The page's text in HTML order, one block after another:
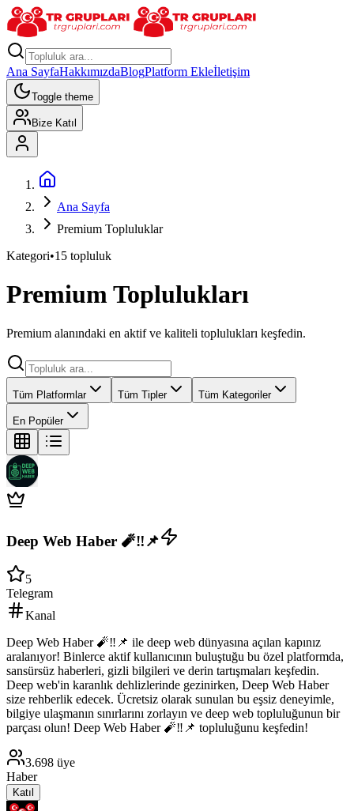
Ana SayfaHakkımızdaBlogPlatform Ekleİletişim
Toggle theme
Bize Katıl
Ana Sayfa
Premium Topluluklar
Kategori•15 topluluk
PremiumToplulukları
Premium alanındaki en aktif ve kaliteli toplulukları keşfedin.
Tüm Platformlar Tüm Tipler Tüm Kategoriler
En Popüler
Deep Web Haber 🧨‼️📌
5
Telegram
Kanal
Deep Web Haber 🧨‼️📌 ile deep web dünyasına açılan kapınız
aralanıyor! Binlerce aktif kullanıcının buluştuğu bu özel platformda,
sansürsüz haberleri, gizli bilgileri ve derin tartışmaları keşfedin.
Deep web'in karanlık dehlizlerinde gezinirken, Deep Web Haber
size rehberlik edecek. Ücretsiz olarak sunulan bu eşsiz deneyimle,
bilgiye ulaşmanın sınırlarını zorlayın ve deep web topluluğunun bir
parçası olun! Deep Web Haber 🧨‼️📌 topluluğunu keşfedin!
3.698 üye
Haber
Katıl